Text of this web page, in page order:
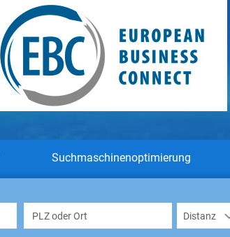
Suchmaschinenoptimierung